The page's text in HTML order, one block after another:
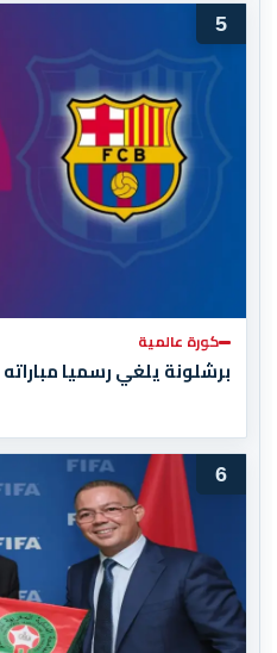
5
كورة عالمية
برشلونة يلغي رسميا
6